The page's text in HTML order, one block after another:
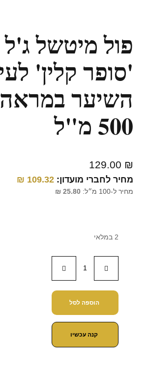
פול מיטשל
'סופר קלין'
השיער
500 מ"ל
129.00 ₪
מחיר לחברי מועדון: 109.32
₪
מחיר ל-100 מ״ל: 25.80
₪
2 במלאי
הוספה לסל
קנה עכשיו